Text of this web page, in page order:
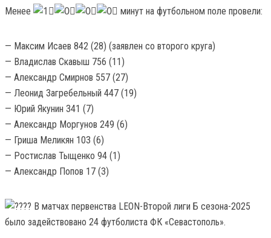
Менее минут на футбольном поле провели:
— Максим Исаев 842 (28) (заявлен со второго круга)
— Владислав Скавыш 756 (11)
— Александр Смирнов 557 (27)
— Леонид Загребельный 447 (19)
— Юрий Якунин 341 (7)
— Александр Моргунов 249 (6)
— Гриша Меликян 103 (6)
— Ростислав Тыщенко 94 (1)
— Александр Попов 17 (3)
В матчах первенства LEON-Второй лиги Б сезона-2025
было задействовано 24 футболиста ФК «Севастополь».